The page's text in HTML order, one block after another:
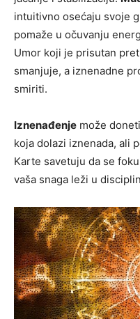
intuitivno osećaju svoje
pomaže u očuvanju
Umor koji je prisutan
smanjuje, a iznenadne
smiriti.
Iznenađenje može
koja dolazi iznenada, ali
Karte savetuju da se
vaša snaga leži u